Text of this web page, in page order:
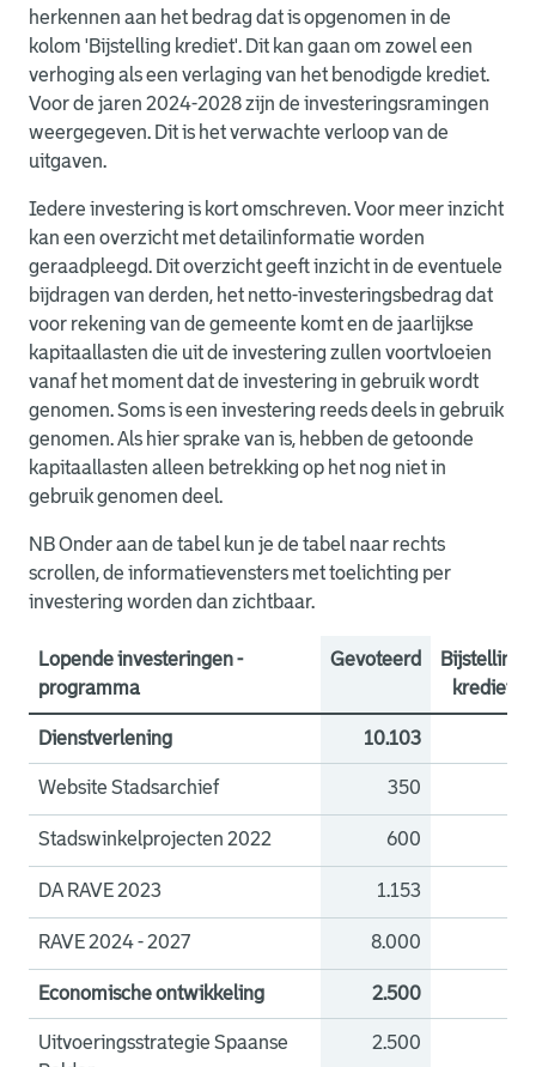
herkennen aan het bedrag dat is opgenomen in de
kolom 'Bijstelling krediet'. Dit kan gaan om zowel een
verhoging als een verlaging van het benodigde krediet.
Voor de jaren 2024-2028 zijn de investeringsramingen
weergegeven. Dit is het verwachte verloop van de
uitgaven.
Iedere investering is kort omschreven. Voor meer inzicht
kan een overzicht met detailinformatie worden
geraadpleegd. Dit overzicht geeft inzicht in de eventuele
bijdragen van derden, het netto-investeringsbedrag dat
voor rekening van de gemeente komt en de jaarlijkse
kapitaallasten die uit de investering zullen voortvloeien
vanaf het moment dat de investering in gebruik wordt
genomen. Soms is een investering reeds deels in gebruik
genomen. Als hier sprake van is, hebben de getoonde
kapitaallasten alleen betrekking op het nog niet in
gebruik genomen deel.
NB Onder aan de tabel kun je de tabel naar rechts
scrollen, de informatievensters met toelichting per
investering worden dan zichtbaar.
Lopende investeringen -
programma
Gevoteerd
Bijstelling
krediet
Dienstverlening 10.103
Website Stadsarchief 350
Stadswinkelprojecten 2022 600
DA RAVE 2023 1.153
RAVE 2024 - 2027 8.000
Economische ontwikkeling 2.500
Uitvoeringsstrategie Spaanse
2.500